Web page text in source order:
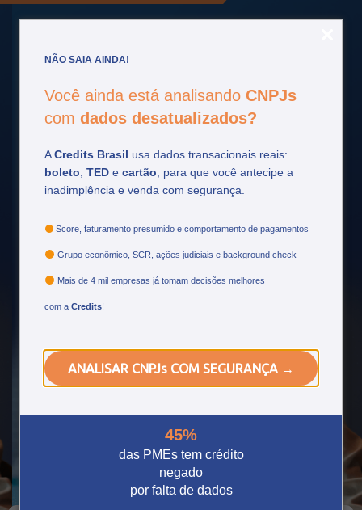
NÃO SAIA AINDA!
Você ainda está analisando CNPJs
com dados desatualizados?
ACredits Brasil usa dados transacionais reais:
boleto TED e cartão , para que você antecipe a
inadimplência e venda com segurança.
Score, faturamento presumido e comportamento de pagamentos
Grupo econômico, SCR, ações judiciais e background check
Mais de 4 mil empresas já tomam decisões melhores
com a Credits!
ANALISAR CNPJs COM SEGURANÇA →
45%
das PMEs tem crédito
negado
por falta de dados
Fique pordentro
Acompanhe as principais atualizações do setor
financeiro e tome decisões mais estratégicas.